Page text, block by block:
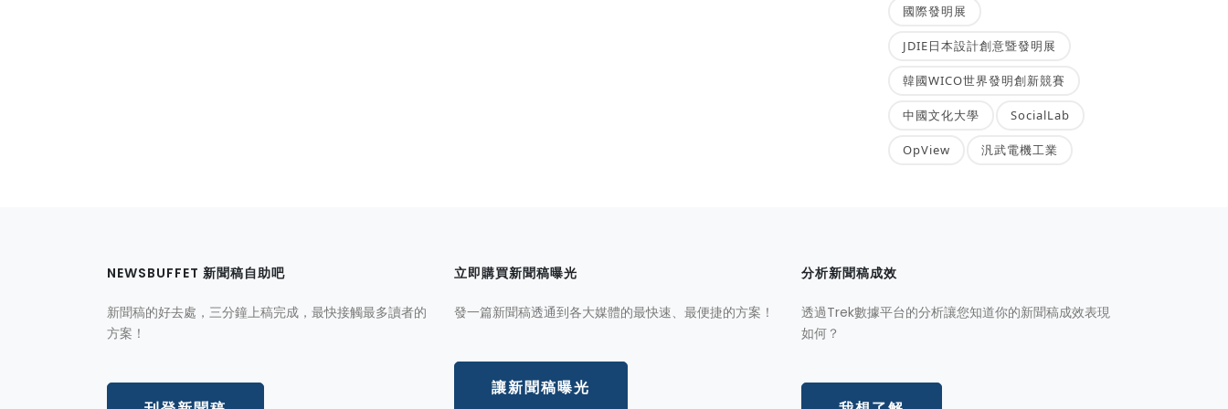
國際發明展
JDIE日本設計創意暨發明展
韓國WICO世界發明創新競賽
中國文化大學 SocialLab
OpView 汎武電機工業
NEWSBUFFET 新聞稿自助吧
新聞稿的好去處，三分鐘上稿完成，最快接觸最多讀者的
方案！
立即購買新聞稿曝光
發一篇新聞稿透通到各大媒體的最快速、最便捷的方案！
讓新聞稿曝光
分析新聞稿成效
透過Trek數據平台的分析讓您知道你的新聞稿成效表現
如何？